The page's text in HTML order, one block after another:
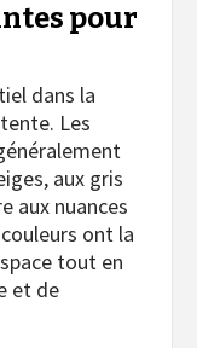
pour
dans la
Les
aux gris
aux nuances
ont la
tout en
et de